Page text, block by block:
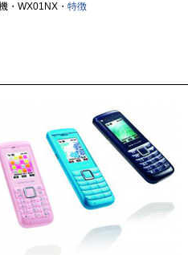
・ WX01NX ・ 特徴